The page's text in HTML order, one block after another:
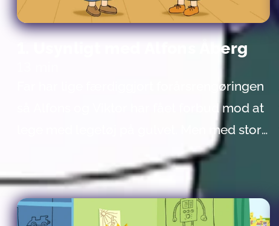
1. Usynligt med Alfons Åberg
Far har lige færdiggjort forårsrengøringen
så Alfons og Viktor har fået forbud mod at
lege med legetøj på gulvet. Men med stor
opfindsomhed bruger Alfons og Viktor i
stedet for helt almindelige ting i deres
fantasifulde leg. Tingene får usynlige
egenskaber som ingen kender til.